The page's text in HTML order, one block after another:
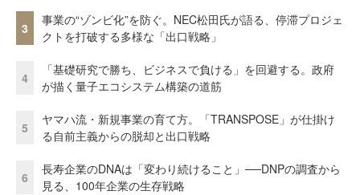
3
事業の“ゾンビ化”を防ぐ。NEC松田氏が語る、停滞プロジェ
クトを打破する多様な「出口戦略」
4
「基礎研究で勝ち、ビジネスで負ける」を回避する。政府
が描く量子エコシステム構築の道筋
5
ヤマハ流・新規事業の育て方。「TRANSPOSE」が仕掛け
る自前主義からの脱却と出口戦略
6
長寿企業のDNAは「変わり続けること」──DNPの調査から
見る、100年企業の生存戦略